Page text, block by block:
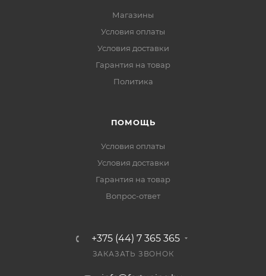
Магазины
Условия оплаты
Условия доставки
Гарантия на товар
Политика
ПОМОЩЬ
Условия оплаты
Условия доставки
Гарантия на товар
Вопрос-ответ
+375 (44) 7 365 365
ЗАКАЗАТЬ ЗВОНОК